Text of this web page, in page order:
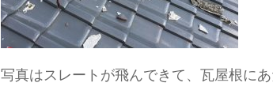
写真はスレートが飛んできて、瓦屋根に